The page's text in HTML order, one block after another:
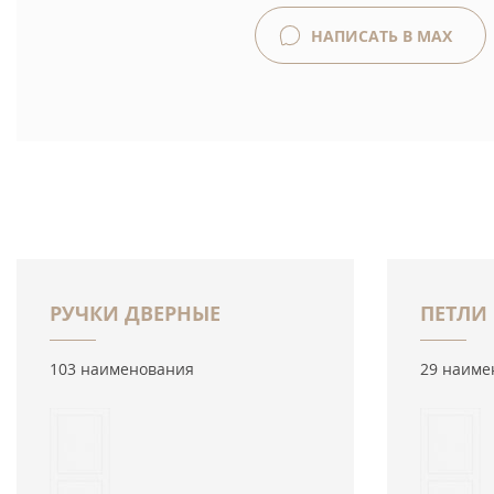
НАПИСАТЬ В MAX
РУЧКИ ДВЕРНЫЕ
103 наименования
ПЕТЛИ
29